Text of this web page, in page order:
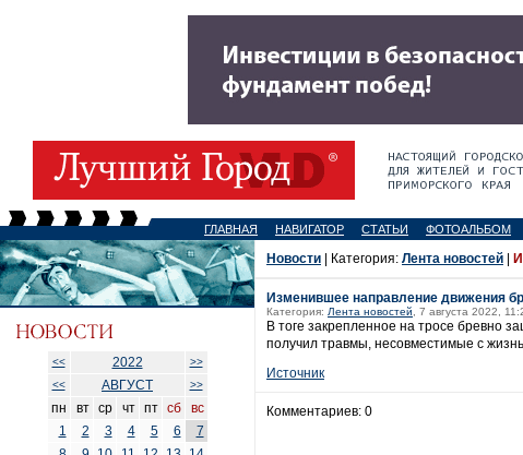
ГЛАВНАЯ НАВИГАТОР СТАТЬИ ФОТОАЛЬБОМ
<< 2022
>>
<<
АВГУСТ >>
пн вт ср чт пт сб
вс
1
2 3 4 5 6
7
Новости | Категория: Лента новостей
Изменившее направление движения
Категория: Лента новостей , 7 августа 2022,
В тоге закрепленное на тросе бревно
получил травмы, несовместимые с
Источник
Комментариев: 0